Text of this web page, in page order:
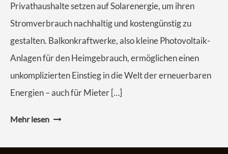
Privathaushalte setzen auf Solarenergie, um ihren
Stromverbrauch nachhaltig und kostengünstig zu
gestalten. Balkonkraftwerke, also kleine Photovoltaik-
Anlagen für den Heimgebrauch, ermöglichen einen
unkomplizierten Einstieg in die Welt der erneuerbaren
Energien – auch für Mieter […]
Mehr lesen